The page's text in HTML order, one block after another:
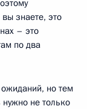
знаете, это
– это
по два
но тем
не только